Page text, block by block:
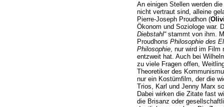
An einigen Stellen werden
nicht vertraut sind, alleine
Pierre-Joseph Proudhon (
Ökonom und Soziologe war.
Diebstahl“stammt von ihm.
Proudhons Philosophie des
Philosophie, nur wird im Film
entzweit hat. Auch bei
zu viele Fragen offen,
Theoretiker des
nur ein Kostümfilm, der die
Trios, Karl und Jenny Marx
Dabei wirken die Zitate fast
die Brisanz oder